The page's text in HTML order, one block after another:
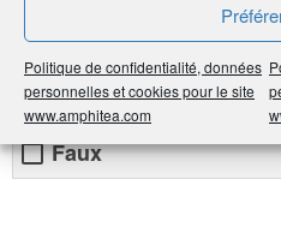
Politique de confidentialité, données
personnelles et cookies pour le site
www.amphitea.com
Vrai
Faux